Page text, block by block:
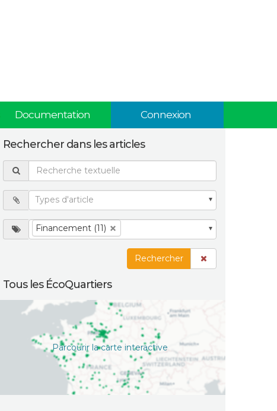
Documentation Connexion
Rechercher dans les articles
Financement (11)
Rechercher
Tous les ÉcoQuartiers
Parcourir la carte interactive